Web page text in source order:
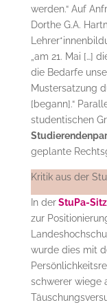
werden.“ Auf
Dorthe G.A.
„am 21. Mai […]
die Bedarfe
Mustersatzung
[begann].“
studentischen
geplante
Kritik aus der
In derStuPa-
zur
wurde dies mit
schwerer wiege